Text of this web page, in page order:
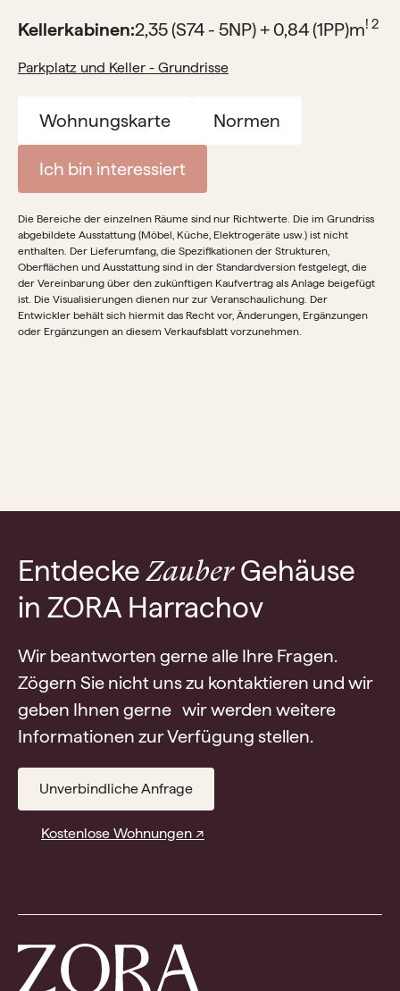
Kellerkabinen:2,35 (S74 - 5NP) + 0,84 (1PP)m! 2
Parkplatz und Keller - Grundrisse
Wohnungskarte Normen
Ich bin interessiert
Die Bereiche der einzelnen Räume sind nur Richtwerte. Die im Grundriss
abgebildete Ausstattung (Möbel, Küche, Elektrogeräte usw.) ist nicht
enthalten. Der Lieferumfang, die Spezifikationen der Strukturen,
Oberflächen und Ausstattung sind in der Standardversion festgelegt, die
der Vereinbarung über den zukünftigen Kaufvertrag als Anlage beigefügt
ist. Die Visualisierungen dienen nur zur Veranschaulichung. Der
Entwickler behält sich hiermit das Recht vor, Änderungen, Ergänzungen
oder Ergänzungen an diesem Verkaufsblatt vorzunehmen.
EntdeckeZauberGehäuse
in ZORA Harrachov
Wir beantworten gerne alle Ihre Fragen.
Zögern Sie nicht uns zu kontaktieren und wir
geben Ihnen gerne wir werden weitere
Informationen zur Verfügung stellen.
Unverbindliche Anfrage
Kostenlose Wohnungen ↗